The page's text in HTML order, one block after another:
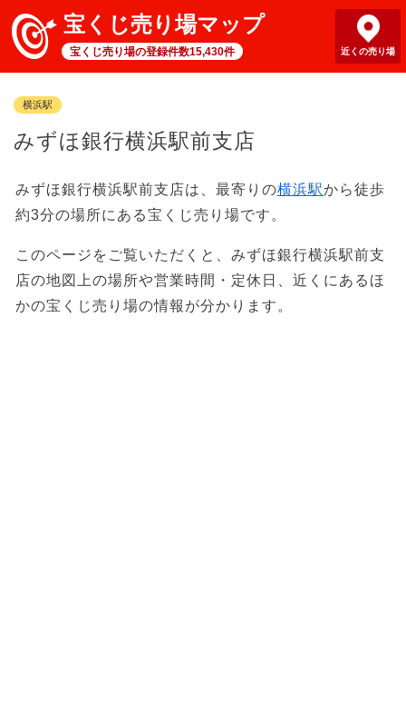
宝くじ売り場マップ
宝くじ売り場の登録件数15,430件 近くの売り場
横浜駅
みずほ銀行横浜駅前支店
みずほ銀行横浜駅前支店は、最寄りの横浜駅から徒歩
約3分の場所にある宝くじ売り場です。
このページをご覧いただくと、みずほ銀行横浜駅前支
店の地図上の場所や営業時間・定休日、近くにあるほ
かの宝くじ売り場の情報が分かります。